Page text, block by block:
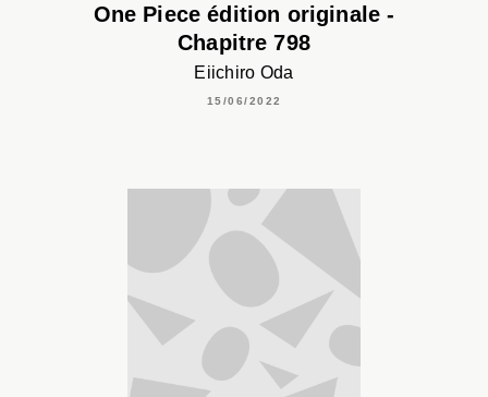
One Piece édition originale -
Chapitre 798
Eiichiro Oda
15/06/2022